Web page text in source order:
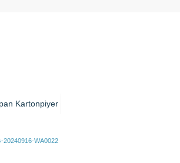
Kartonpiyer
20240916-WA0022